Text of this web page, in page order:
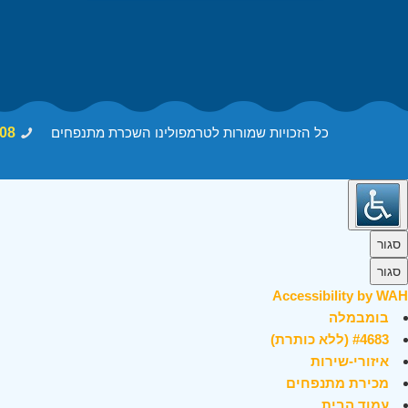
כל הזכויות שמורות לטרמפולינו השכרת מתנפחים
סגור
סגור
Accessibility by WAH
בומבמלה
#4683 (ללא כותרת)
איזורי-שירות
מכירת מתנפחים
עמוד הבית